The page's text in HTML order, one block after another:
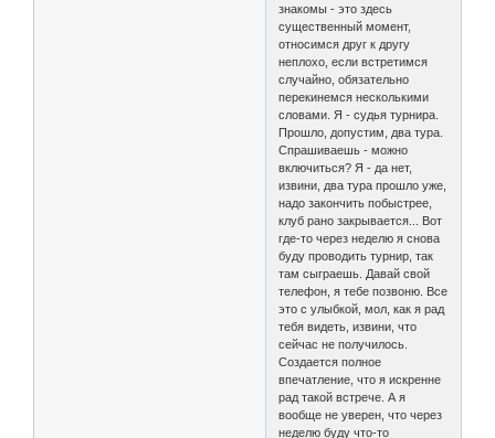
знакомы - это здесь
существенный момент,
относимся друг к другу
неплохо, если встретимся
случайно, обязательно
перекинемся несколькими
словами. Я - судья турнира.
Прошло, допустим, два тура.
Спрашиваешь - можно
включиться? Я - да нет,
извини, два тура прошло уже,
надо закончить побыстрее,
клуб рано закрывается... Вот
где-то через неделю я снова
буду проводить турнир, так
там сыграешь. Давай свой
телефон, я тебе позвоню. Все
это с улыбкой, мол, как я рад
тебя видеть, извини, что
сейчас не получилось.
Создается полное
впечатление, что я искренне
рад такой встрече. А я
вообще не уверен, что через
неделю буду что-то